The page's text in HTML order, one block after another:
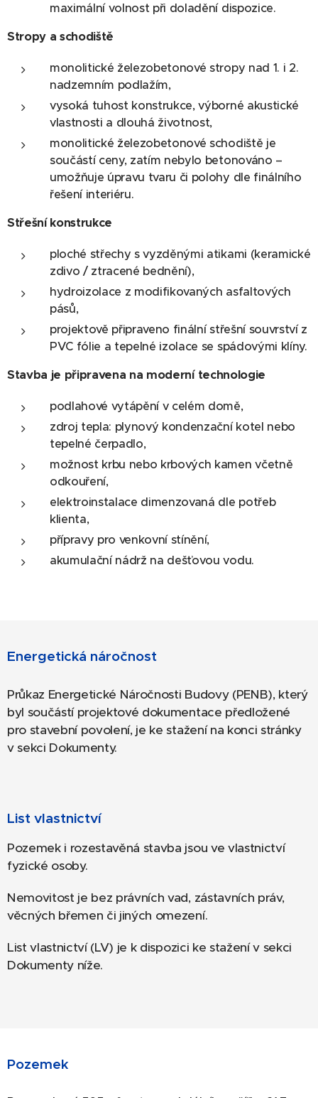
maximální volnost při doladění dispozice.
Stropy a schodiště
monolitické železobetonové stropy nad 1. i 2.
nadzemním podlažím,
vysoká tuhost konstrukce, výborné akustické
vlastnosti a dlouhá životnost,
monolitické železobetonové schodiště je
součástí ceny, zatím nebylo betonováno –
umožňuje úpravu tvaru či polohy dle finálního
řešení interiéru.
Střešní konstrukce
ploché střechy s vyzděnými atikami (keramické
zdivo / ztracené bednění),
hydroizolace z modifikovaných asfaltových
pásů,
projektově připraveno finální střešní souvrství z
PVC fólie a tepelné izolace se spádovými klíny.
Stavba je připravena na moderní technologie
podlahové vytápění v celém domě,
zdroj tepla: plynový kondenzační kotel nebo
tepelné čerpadlo,
možnost krbu nebo krbových kamen včetně
odkouření,
elektroinstalace dimenzovaná dle potřeb
klienta,
přípravy pro venkovní stínění,
akumulační nádrž na dešťovou vodu.
Energetická náročnost
Průkaz Energetické Náročnosti Budovy (PENB), který
byl součástí projektové dokumentace předložené
pro stavební povolení, je ke stažení na konci stránky
v sekci Dokumenty.
List vlastnictví
Pozemek i rozestavěná stavba jsou ve vlastnictví
fyzické osoby.
Nemovitost je bez právních vad, zástavních práv,
věcných břemen či jiných omezení.
List vlastnictví (LV) je k dispozici ke stažení v sekci
Dokumenty níže.
Pozemek